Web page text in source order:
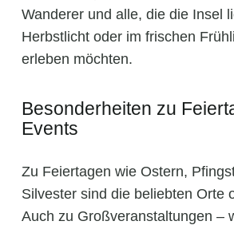
Wanderer und alle, die die Insel
Herbstlicht oder im frischen
erleben möchten.
Besonderheiten zu
Events
Zu Feiertagen wie Ostern,
Silvester sind die beliebten Orte
Auch zu Großveranstaltungen –